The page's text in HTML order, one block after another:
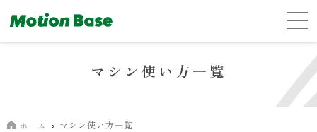
マシン使い方一覧
ホーム マシン使い方一覧